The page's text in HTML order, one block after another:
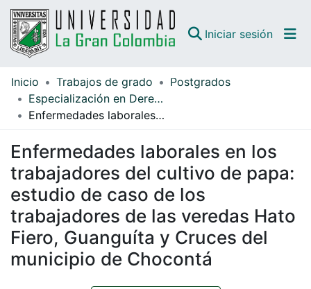
Iniciar sesión
Comunidades
Todo DSpace
Guías
Inicio Trabajos de grado
Postgrados
Especialización en Derecho del Trabajo
Enfermedades laborales en los trabajadores del cultivo de papa: estudio de caso de los trabajadores de las veredas Hato Fiero, Guanguíta y Cruces del municipio de Chocontá
Enfermedades laborales en los
trabajadores del cultivo de papa:
estudio de caso de los
trabajadores de las veredas Hato
Fiero, Guanguíta y Cruces del
municipio de Chocontá